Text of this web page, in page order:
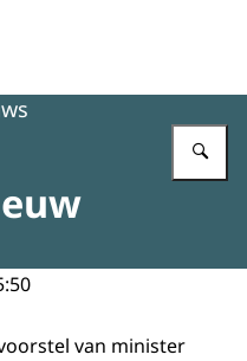
toetsing regeldruk
van minister